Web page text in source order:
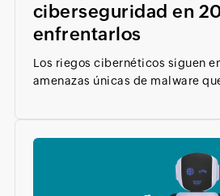
ciberseguridad en
enfrentarlos
Los riegos cibernéticos siguen
amenazas únicas de malware